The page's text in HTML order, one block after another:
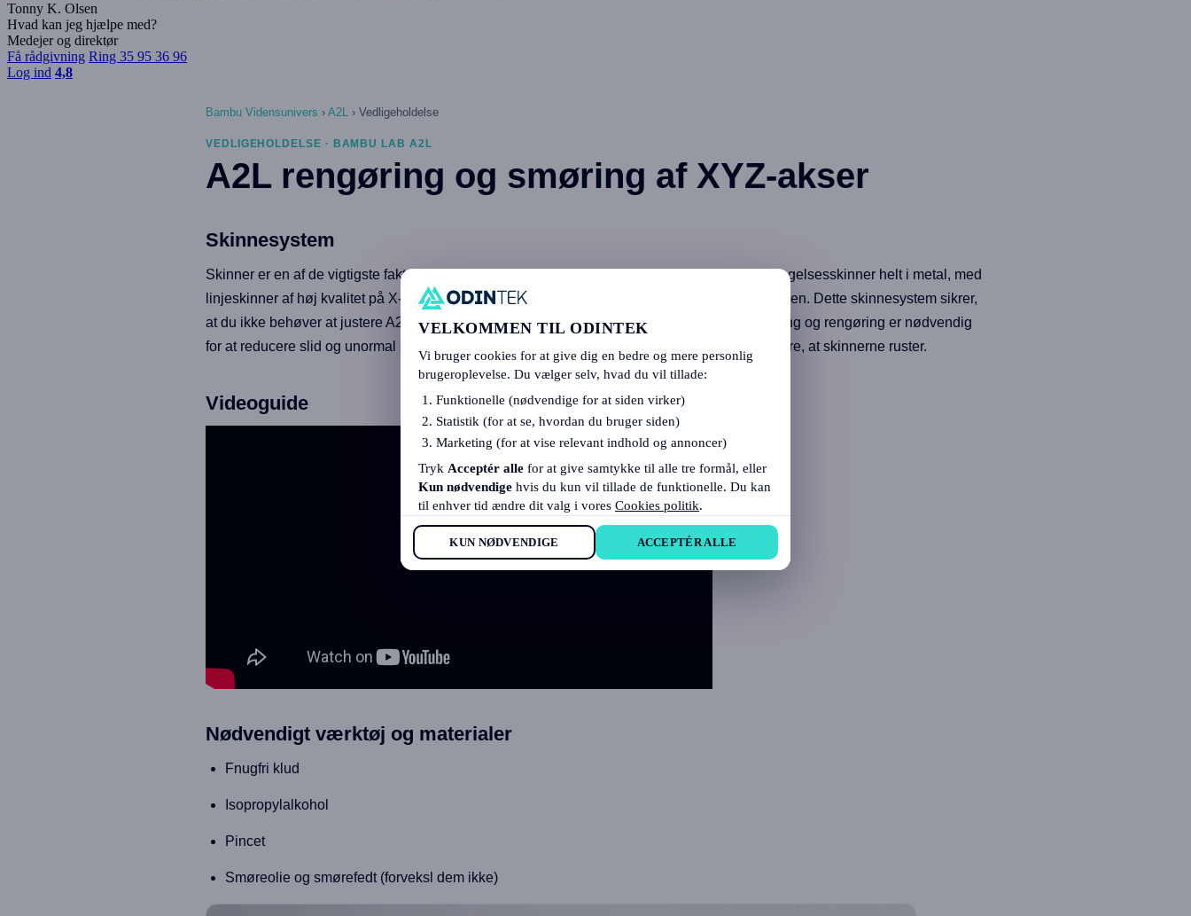
Tonny K. Olsen
Hvad kan jeg hjælpe med?
Medejer og direktør
Få rådgivning Ring 35 95 36 96
Log ind 4,8
Bambu Vidensunivers › A2L › Vedligeholdelse
VEDLIGEHOLDELSE · BAMBU LAB A2L
A2L rengøring og smøring af XYZ-akser
Skinnesystem
Skinner er en af de vigtigste faktorer for en 3D-printers levetid og præcision. A2L bruger bevægelsesskinner helt i metal, med
linjeskinner af høj kvalitet på X-aksen og dobbeltakslede skinner med metalstyrehjul på Y-aksen. Dette skinnesystem sikrer,
at du ikke behøver at justere A2L'ens bevægelseskomponenter ofte, men regelmæssig smøring og rengøring er nødvendig
for at reducere slid og unormal støj, sikre printerens præcision og levetid samt effektivt forhindre, at skinnerne ruster.
Videoguide
Nødvendigt værktøj og materialer
Fnugfri klud
Isopropylalkohol
Pincet
Smøreolie og smørefedt (forveksl dem ikke)
VELKOMMEN TIL ODINTEK
Vi bruger cookies for at give dig en bedre og mere personlig
brugeroplevelse. Du vælger selv, hvad du vil tillade:
Funktionelle (nødvendige for at siden virker)
Statistik (for at se, hvordan du bruger siden)
Marketing (for at vise relevant indhold og annoncer)
Tryk Acceptér alle for at give samtykke til alle tre formål, eller
Kun nødvendige hvis du kun vil tillade de funktionelle. Du kan
til enhver tid ændre dit valg i vores Cookies politik.
KUN NØDVENDIGE ACCEPTÉR ALLE